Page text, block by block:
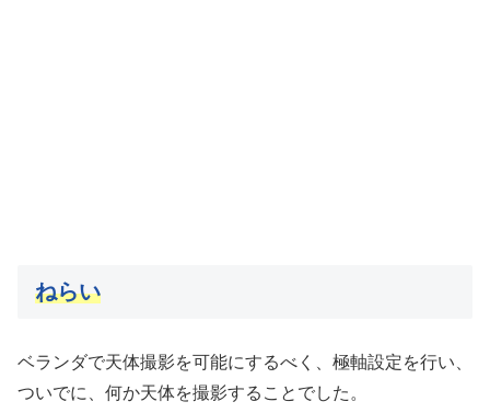
ねらい
ベランダで天体撮影を可能にするべく、極軸設定を行い、
ついでに、何か天体を撮影することでした。